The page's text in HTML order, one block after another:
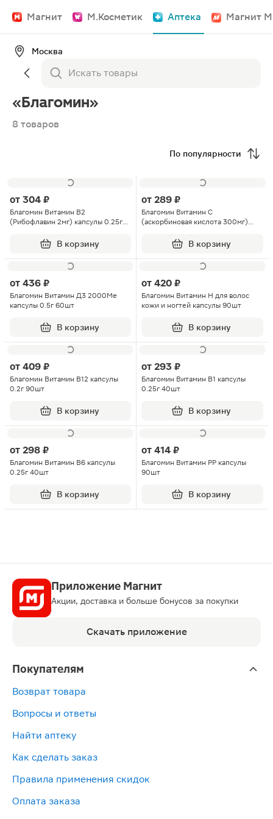
Магнит М.Косметик Аптека Магнит
Москва
«Благомин»
8 товаров
По популярности
от 304 ₽
Благомин Витамин В2
(Рибофлавин 2мг) капсулы 0.25г
В корзину
от 289 ₽
Благомин Витамин С
(аскорбиновая кислота 300мг)
В корзину
от 436 ₽
Благомин Витамин Д3 2000Ме
капсулы 0.5г 60шт
В корзину
от 420 ₽
Благомин Витамин H для волос
кожи и ногтей капсулы 90шт
В корзину
от 409 ₽
Благомин Витамин В12 капсулы
0.2г 90шт
В корзину
от 293 ₽
Благомин Витамин В1 капсулы
0.25г 40шт
В корзину
от 298 ₽
Благомин Витамин В6 капсулы
0.25г 40шт
В корзину
от 414 ₽
Благомин Витамин РР капсулы
90шт
В корзину
Приложение Магнит
Акции, доставка и больше бонусов за покупки
Скачать приложение
Покупателям
Возврат товара
Вопросы и ответы
Найти аптеку
Как сделать заказ
Правила применения скидок
Оплата заказа